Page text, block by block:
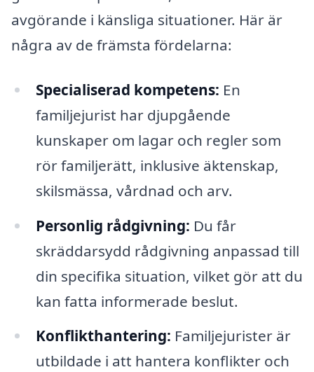
avgörande i känsliga situationer. Här är
några av de främsta fördelarna:
Specialiserad kompetens: En
familjejurist har djupgående
kunskaper om lagar och regler som
rör familjerätt, inklusive äktenskap,
skilsmässa, vårdnad och arv.
Personlig rådgivning: Du får
skräddarsydd rådgivning anpassad till
din specifika situation, vilket gör att du
kan fatta informerade beslut.
Konflikthantering: Familjejurister är
utbildade i att hantera konflikter och